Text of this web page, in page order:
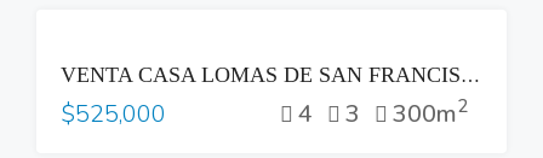
VENTA CASA LOMAS DE SAN FRANCISCO SAN SALVADOR
$525,000 4 3 300m2